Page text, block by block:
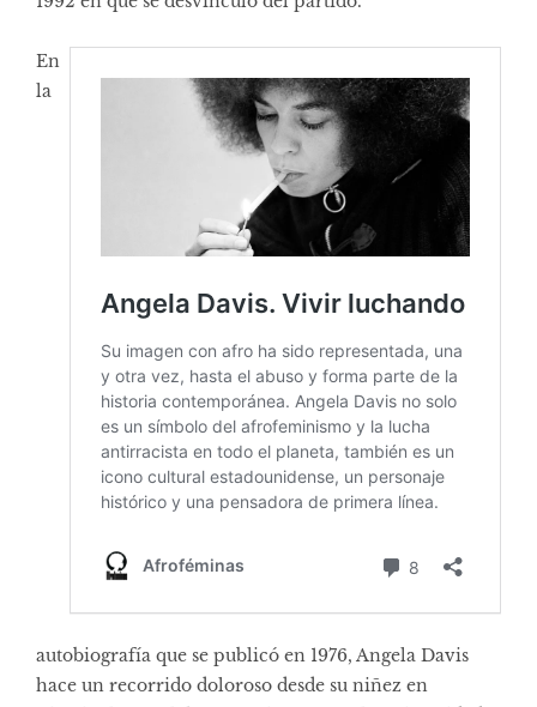
En
la
autobiografía que se publicó en 1976, Angela Davis
hace un recorrido doloroso desde su niñez en